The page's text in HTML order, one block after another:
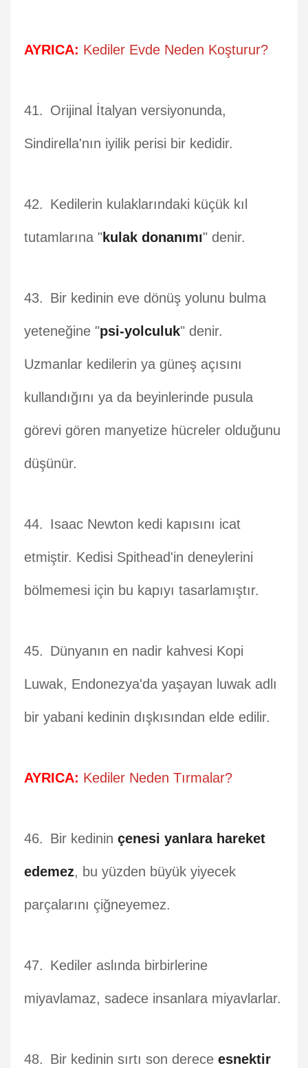
AYRICA: Kediler Evde Neden Koşturur?
Orijinal İtalyan versiyonunda,
Sindirella'nın iyilik perisi bir kedidir.
Kedilerin kulaklarındaki küçük kıl
tutamlarına "kulak donanımı" denir.
Bir kedinin eve dönüş yolunu bulma
yeteneğine "psi-yolculuk" denir.
Uzmanlar kedilerin ya güneş açısını
kullandığını ya da beyinlerinde pusula
görevi gören manyetize hücreler olduğunu
düşünür.
Isaac Newton kedi kapısını icat
etmiştir. Kedisi Spithead'in deneylerini
bölmemesi için bu kapıyı tasarlamıştır.
Dünyanın en nadir kahvesi Kopi
Luwak, Endonezya'da yaşayan luwak adlı
bir yabani kedinin dışkısından elde edilir.
AYRICA: Kediler Neden Tırmalar?
Bir kedinin çenesi yanlara hareket
edemez, bu yüzden büyük yiyecek
parçalarını çiğneyemez.
Kediler aslında birbirlerine
miyavlamaz, sadece insanlara miyavlarlar.
Bir kedinin sırtı son derece esnektir